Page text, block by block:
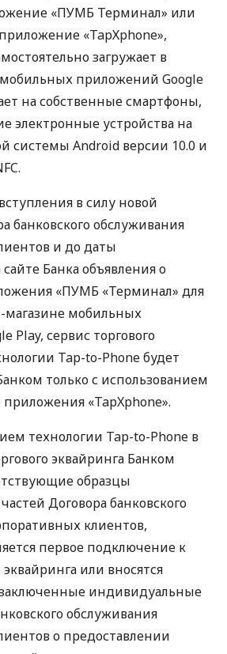
«ПУМБ Терминал» или
«TapХphone»,
загружает в
приложений Google
на собственные смартфоны,
электронные устройства на
системы Android версии 10.0 и
в силу новой
банковского обслуживания
и до даты
Банка объявления о
«ПУМБ «Терминал» для
магазине мобильных
Play, сервис торгового
Tap-to-Phone будет
только с использованием
приложения «TapXphone».
технологии Tap-to-Phone в
эквайринга Банком
образцы
Договора банковского
клиентов,
первое подключение к
эквайринга или вносятся
индивидуальные
обслуживания
о предоставлении